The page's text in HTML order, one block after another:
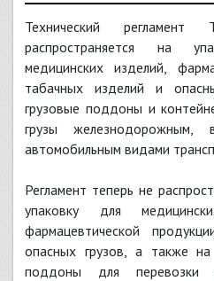
Технический
распространяется на
медицинских изделий,
табачных изделий и
грузовые поддоны и
грузы железнодорожным,
автомобильным видами
Регламент теперь не
упаковку для
фармацевтической
опасных грузов, а также
поддоны для перевозки